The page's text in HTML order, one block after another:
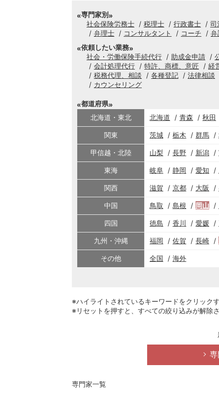
専門家別
社会保険労務士
税理士 行政書士
司
弁理士
コンサルタント コーチ
弁
依頼したい業務
社会・労働保険手続代行
助成金申請
会計処理代行
特許、商標、意匠
経
税務代理、相談
各種登記
法律相談
カウンセリング
都道府県
北海道・東北
北海道 青森 秋田
関東 茨城 栃木 群馬
甲信越・北陸 山梨 長野 新潟
東海 岐阜 静岡 愛知
関西 滋賀 京都 大阪
中国 鳥取 島根 岡山
四国 徳島 香川 愛媛
九州・沖縄 福岡 佐賀 長崎
その他 全国 海外
※ハイライトされているキーワードをクリック
※リセットを押すと、すべての絞り込みが解除
専門家一覧